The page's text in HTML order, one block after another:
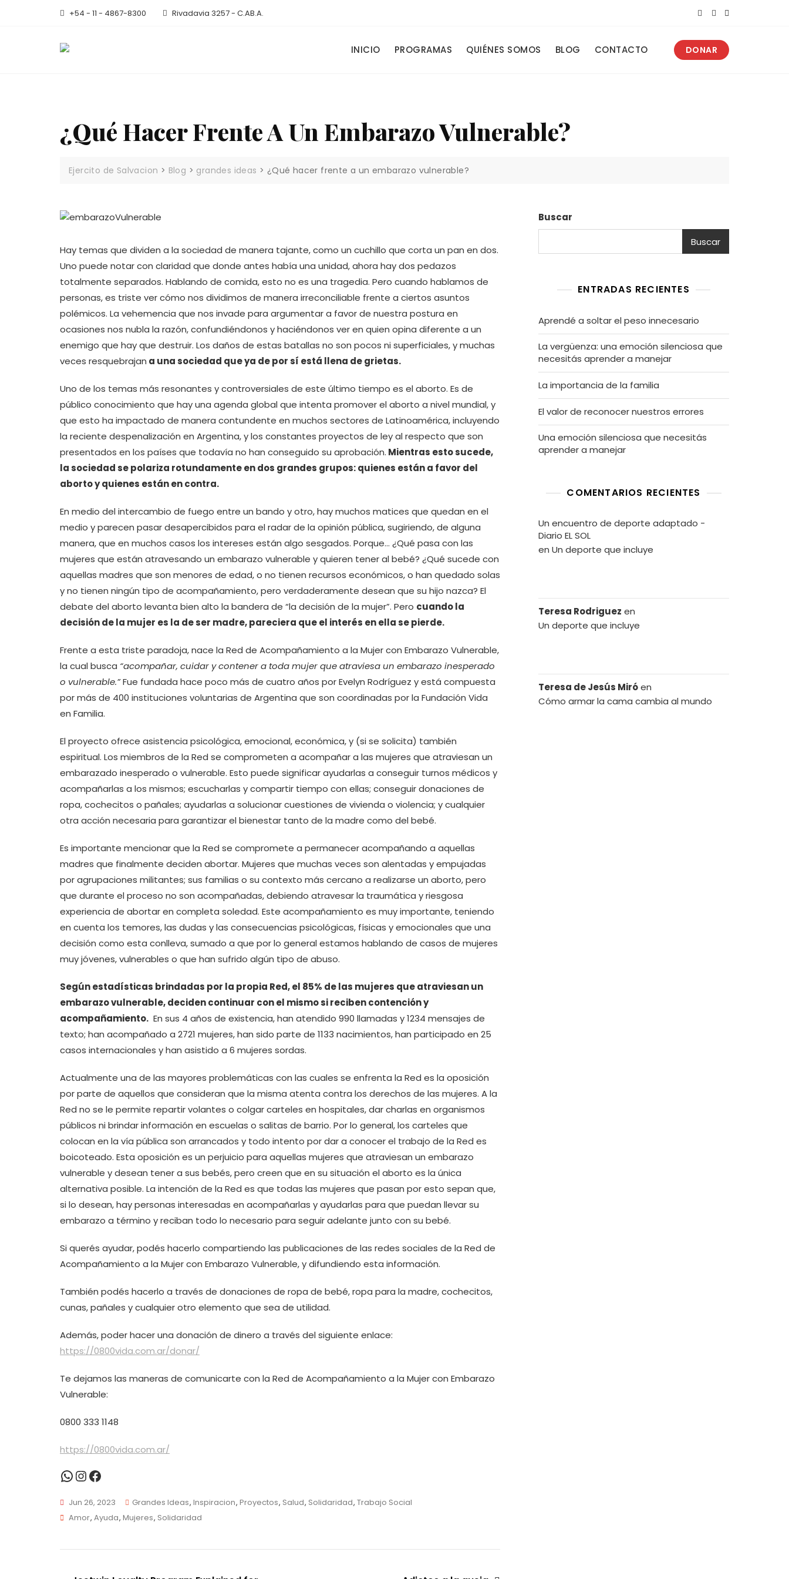
+54 - 11 - 4867-8300 Rivadavia 3257 - C.AB.A.
INICIO PROGRAMAS QUIÉNES SOMOS BLOG CONTACTO DONAR
¿Qué Hacer Frente A Un Embarazo Vulnerable?
Ejercito de Salvacion > Blog > grandes ideas > ¿Qué hacer frente a un embarazo vulnerable?
Hay temas que dividen a la sociedad de manera tajante, como un cuchillo que corta un pan en dos.
Uno puede notar con claridad que donde antes había una unidad, ahora hay dos pedazos
totalmente separados. Hablando de comida, esto no es una tragedia. Pero cuando hablamos de
personas, es triste ver cómo nos dividimos de manera irreconciliable frente a ciertos asuntos
polémicos. La vehemencia que nos invade para argumentar a favor de nuestra postura en
ocasiones nos nubla la razón, confundiéndonos y haciéndonos ver en quien opina diferente a un
enemigo que hay que destruir. Los daños de estas batallas no son pocos ni superficiales, y muchas
veces resquebrajan a una sociedad que ya de por sí está llena de grietas.
Uno de los temas más resonantes y controversiales de este último tiempo es el aborto. Es de
público conocimiento que hay una agenda global que intenta promover el aborto a nivel mundial, y
que esto ha impactado de manera contundente en muchos sectores de Latinoamérica, incluyendo
la reciente despenalización en Argentina, y los constantes proyectos de ley al respecto que son
presentados en los países que todavía no han conseguido su aprobación. Mientras esto sucede,
la sociedad se polariza rotundamente en dos grandes grupos: quienes están a favor del
aborto y quienes están en contra.
En medio del intercambio de fuego entre un bando y otro, hay muchos matices que quedan en el
medio y parecen pasar desapercibidos para el radar de la opinión pública, sugiriendo, de alguna
manera, que en muchos casos los intereses están algo sesgados. Porque… ¿Qué pasa con las
mujeres que están atravesando un embarazo vulnerable y quieren tener al bebé? ¿Qué sucede con
aquellas madres que son menores de edad, o no tienen recursos económicos, o han quedado solas
y no tienen ningún tipo de acompañamiento, pero verdaderamente desean que su hijo nazca? El
debate del aborto levanta bien alto la bandera de “la decisión de la mujer”. Pero cuando la
decisión de la mujer es la de ser madre, pareciera que el interés en ella se pierde.
Frente a esta triste paradoja, nace la Red de Acompañamiento a la Mujer con Embarazo Vulnerable,
la cual busca “acompañar, cuidar y contener a toda mujer que atraviesa un embarazo inesperado
o vulnerable.”Fue fundada hace poco más de cuatro años por Evelyn Rodríguez y está compuesta
por más de 400 instituciones voluntarias de Argentina que son coordinadas por la Fundación Vida
en Familia.
El proyecto ofrece asistencia psicológica, emocional, económica, y (si se solicita) también
espiritual. Los miembros de la Red se comprometen a acompañar a las mujeres que atraviesan un
embarazado inesperado o vulnerable. Esto puede significar ayudarlas a conseguir turnos médicos y
acompañarlas a los mismos; escucharlas y compartir tiempo con ellas; conseguir donaciones de
ropa, cochecitos o pañales; ayudarlas a solucionar cuestiones de vivienda o violencia; y cualquier
otra acción necesaria para garantizar el bienestar tanto de la madre como del bebé.
Es importante mencionar que la Red se compromete a permanecer acompañando a aquellas
madres que finalmente deciden abortar. Mujeres que muchas veces son alentadas y empujadas
por agrupaciones militantes; sus familias o su contexto más cercano a realizarse un aborto, pero
que durante el proceso no son acompañadas, debiendo atravesar la traumática y riesgosa
experiencia de abortar en completa soledad. Este acompañamiento es muy importante, teniendo
en cuenta los temores, las dudas y las consecuencias psicológicas, físicas y emocionales que una
decisión como esta conlleva, sumado a que por lo general estamos hablando de casos de mujeres
muy jóvenes, vulnerables o que han sufrido algún tipo de abuso.
Según estadísticas brindadas por la propia Red, el 85% de las mujeres que atraviesan un
embarazo vulnerable, deciden continuar con el mismo si reciben contención y
acompañamiento. En sus 4 años de existencia, han atendido 990 llamadas y 1234 mensajes de
texto; han acompañado a 2721 mujeres, han sido parte de 1133 nacimientos, han participado en 25
casos internacionales y han asistido a 6 mujeres sordas.
Actualmente una de las mayores problemáticas con las cuales se enfrenta la Red es la oposición
por parte de aquellos que consideran que la misma atenta contra los derechos de las mujeres. A la
Red no se le permite repartir volantes o colgar carteles en hospitales, dar charlas en organismos
públicos ni brindar información en escuelas o salitas de barrio. Por lo general, los carteles que
colocan en la vía pública son arrancados y todo intento por dar a conocer el trabajo de la Red es
boicoteado. Esta oposición es un perjuicio para aquellas mujeres que atraviesan un embarazo
vulnerable y desean tener a sus bebés, pero creen que en su situación el aborto es la única
alternativa posible. La intención de la Red es que todas las mujeres que pasan por esto sepan que,
si lo desean, hay personas interesadas en acompañarlas y ayudarlas para que puedan llevar su
embarazo a término y reciban todo lo necesario para seguir adelante junto con su bebé.
Si querés ayudar, podés hacerlo compartiendo las publicaciones de las redes sociales de la Red de
Acompañamiento a la Mujer con Embarazo Vulnerable, y difundiendo esta información.
También podés hacerlo a través de donaciones de ropa de bebé, ropa para la madre, cochecitos,
cunas, pañales y cualquier otro elemento que sea de utilidad.
Además, poder hacer una donación de dinero a través del siguiente enlace:
https://0800vida.com.ar/donar/
Te dejamos las maneras de comunicarte con la Red de Acompañamiento a la Mujer con Embarazo
Vulnerable:
0800 333 1148
https://0800vida.com.ar/
WhatsApp
Instagram
Facebook
Jun 26, 2023 Grandes Ideas, Inspiracion, Proyectos, Salud, Solidaridad, Trabajo Social
Tags
Amor, Ayuda, Mujeres, Solidaridad
Buscar
Buscar
ENTRADAS RECIENTES
Aprendé a soltar el peso innecesario
La vergüenza: una emoción silenciosa que
necesitás aprender a manejar
La importancia de la familia
El valor de reconocer nuestros errores
Una emoción silenciosa que necesitás
aprender a manejar
COMENTARIOS RECIENTES
Un encuentro de deporte adaptado -
Diario EL SOL
en Un deporte que incluye
Teresa Rodriguez en
Un deporte que incluye
Teresa de Jesús Miróen
Cómo armar la cama cambia al mundo